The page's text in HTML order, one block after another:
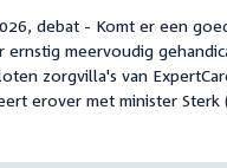
debat - Komt er een
ernstig meervoudig
zorgvilla's van
erover met minister Sterk